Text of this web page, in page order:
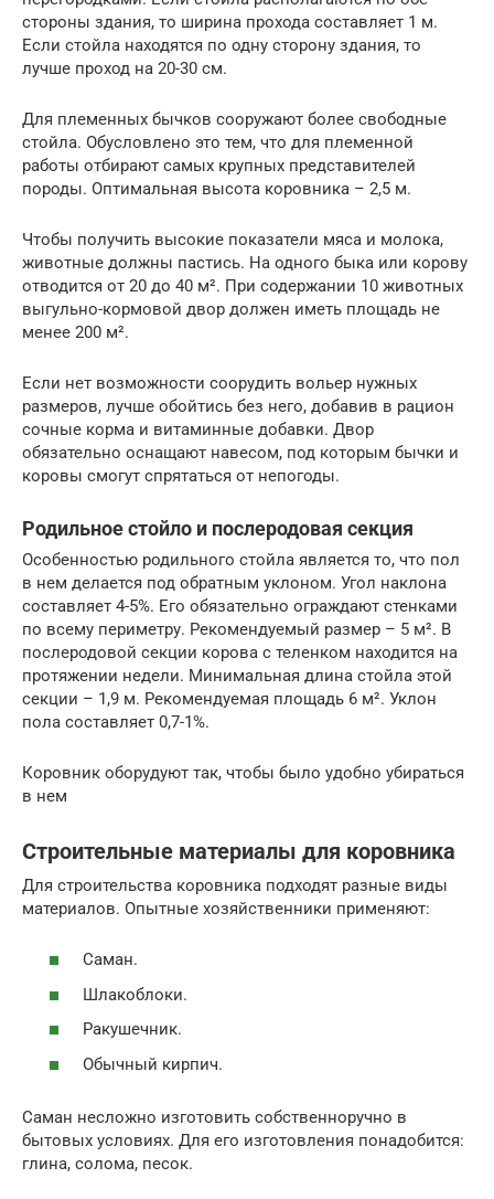
стороны здания, то ширина прохода составляет 1 м.
Если стойла находятся по одну сторону здания, то
лучше проход на 20-30 см.
Для племенных бычков сооружают более свободные
стойла. Обусловлено это тем, что для племенной
работы отбирают самых крупных представителей
породы. Оптимальная высота коровника – 2,5 м.
Чтобы получить высокие показатели мяса и молока,
животные должны пастись. На одного быка или корову
отводится от 20 до 40 м². При содержании 10 животных
выгульно-кормовой двор должен иметь площадь не
менее 200 м².
Если нет возможности соорудить вольер нужных
размеров, лучше обойтись без него, добавив в рацион
сочные корма и витаминные добавки. Двор
обязательно оснащают навесом, под которым бычки и
коровы смогут спрятаться от непогоды.
Родильное стойло и послеродовая секция
Особенностью родильного стойла является то, что пол
в нем делается под обратным уклоном. Угол наклона
составляет 4-5%. Его обязательно ограждают стенками
по всему периметру. Рекомендуемый размер – 5 м². В
послеродовой секции корова с теленком находится на
протяжении недели. Минимальная длина стойла этой
секции – 1,9 м. Рекомендуемая площадь 6 м². Уклон
пола составляет 0,7-1%.
Коровник оборудуют так, чтобы было удобно убираться
в нем
Строительные материалы для коровника
Для строительства коровника подходят разные виды
материалов. Опытные хозяйственники применяют:
Саман.
Шлакоблоки.
Ракушечник.
Обычный кирпич.
Саман несложно изготовить собственноручно в
бытовых условиях. Для его изготовления понадобится:
глина, солома, песок.